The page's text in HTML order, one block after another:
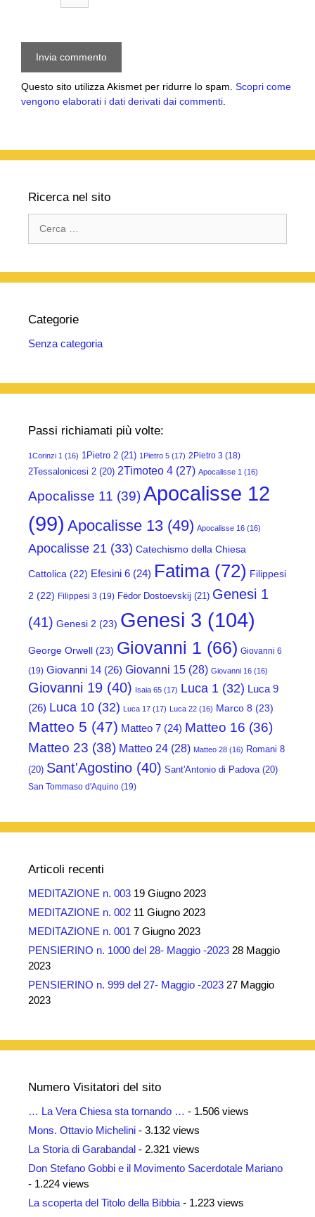
Questo sito utilizza Akismet per ridurre lo spam. Scopri come
vengono elaborati i dati derivati dai commenti.
Ricerca nel sito
per:
Categorie
Senza categoria
Passi richiamati più volte:
1Corinzi 1 (16) 1Pietro 2 (21) 1Pietro 5 (17) 2Pietro 3 (18)
2Tessalonicesi 2 (20) 2Timoteo 4 (27) Apocalisse 1 (16)
Apocalisse 11 (39)Apocalisse 12
(99) Apocalisse 13 (49) Apocalisse 16 (16)
Apocalisse 21 (33) Catechismo della Chiesa
Cattolica (22) Efesini 6 (24) Fatima(72) Filippesi
2 (22) Filippesi 3 (19) Fëdor Dostoevskij (21) Genesi 1
(41) Genesi 2 (23) Genesi 3 (104)
George Orwell (23) Giovanni 1 (66) Giovanni 6
(19) Giovanni 14 (26) Giovanni 15 (28) Giovanni 16 (16)
Giovanni 19 (40) Isaia 65 (17) Luca 1 (32) Luca 9
(26) Luca 10 (32) Luca 17 (17) Luca 22 (16) Marco 8 (23)
Matteo 5 (47) Matteo 7 (24) Matteo 16 (36)
Matteo 23 (38) Matteo 24 (28) Matteo 28 (16) Romani 8
(20) Sant'Agostino (40) Sant'Antonio di Padova(20)
San Tommaso d'Aquino (19)
Articoli recenti
MEDITAZIONE n. 003 19 Giugno 2023
MEDITAZIONE n. 002 11 Giugno 2023
MEDITAZIONE n. 001 7 Giugno 2023
PENSIERINO n. 1000 del 28- Maggio -2023 28 Maggio
2023
PENSIERINO n. 999 del 27- Maggio -2023 27 Maggio
2023
Numero Visitatori del sito
… La Vera Chiesa sta tornando … - 1.506 views
Mons. Ottavio Michelini - 3.132 views
La Storia di Garabandal - 2.321 views
Don Stefano Gobbi e il Movimento Sacerdotale Mariano
- 1.224 views
La scoperta del Titolo della Bibbia - 1.223 views